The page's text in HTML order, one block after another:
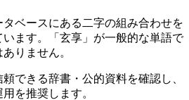
ベースにある二字の組み合わせを
ます。「玄享」が一般的な単語で
りません。
できる辞書・公的資料を確認し、
を推奨します。